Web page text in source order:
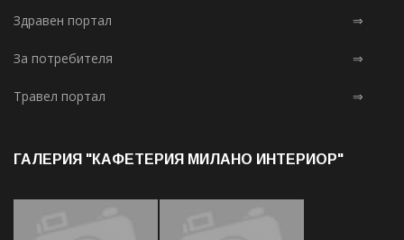
Здравен портал ⇒
За потребителя ⇒
Травел портал ⇒
ГАЛЕРИЯ "КАФЕТЕРИЯ МИЛАНО ИНТЕРИОР"